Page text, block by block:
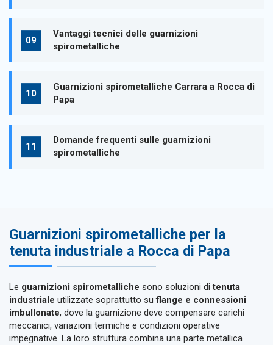
Vantaggi tecnici delle guarnizioni
spirometalliche
Guarnizioni spirometalliche Carrara a Rocca di
Papa
Domande frequenti sulle guarnizioni
spirometalliche
Guarnizioni spirometalliche per la
tenuta industriale a Rocca di Papa
Le guarnizioni spirometalliche sono soluzioni ditenuta
industriale utilizzate soprattutto suflange e connessioni
imbullonate, dove la guarnizione deve compensare carichi
meccanici, variazioni termiche e condizioni operative
impegnative. La loro struttura combina una parte metallica